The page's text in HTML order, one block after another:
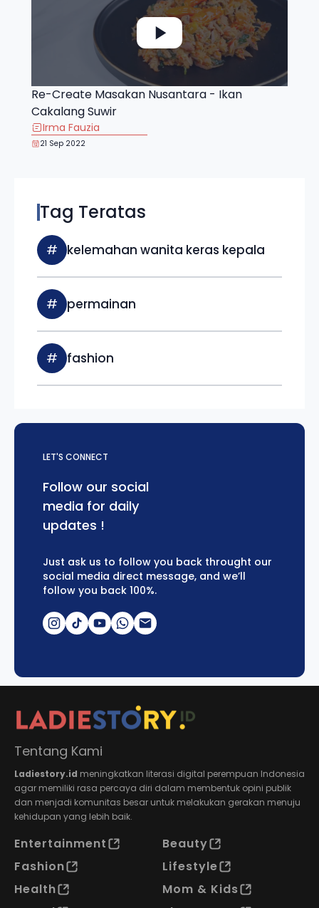
Re-Create Masakan Nusantara - Ikan
Cakalang Suwir
Irma Fauzia
21 Sep 2022
Tag Teratas
# kelemahan wanita keras kepala
# permainan
# fashion
LET'S CONNECT
Follow our social
media for daily
updates !
Just ask us to follow you back throught our
social media direct message, and we’ll
follow you back 100%.
Tentang Kami
Ladiestory.id meningkatkan literasi digital perempuan Indonesia
agar memiliki rasa percaya diri dalam membentuk opini publik
dan menjadi komunitas besar untuk melakukan gerakan menuju
kehidupan yang lebih baik.
Entertainment
Beauty
Fashion
Lifestyle
Health
Mom & Kids